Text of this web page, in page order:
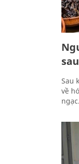
Sau
về
ngạc.